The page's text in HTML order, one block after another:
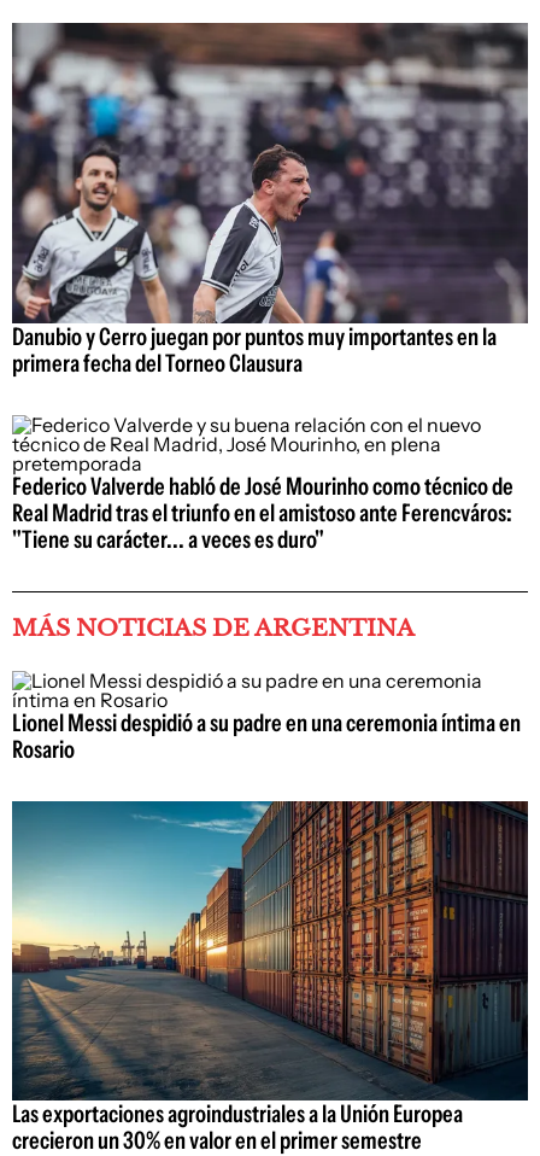
Danubio y Cerro juegan por puntos muy importantes en la
primera fecha del Torneo Clausura
Federico Valverde habló de José Mourinho como técnico de
Real Madrid tras el triunfo en el amistoso ante Ferencváros:
"Tiene su carácter... a veces es duro"
MÁS NOTICIAS DE ARGENTINA
Lionel Messi despidió a su padre en una ceremonia íntima en
Rosario
Las exportaciones agroindustriales a la Unión Europea
crecieron un 30% en valor en el primer semestre